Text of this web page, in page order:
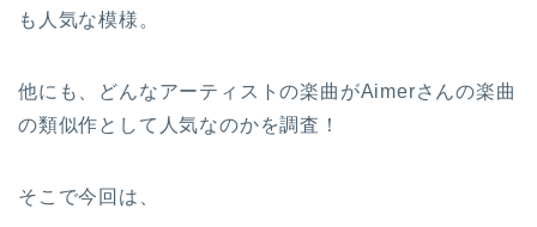
も人気な模様。
他にも、どんなアーティストの楽曲がAimerさんの楽曲
の類似作として人気なのかを調査！
そこで今回は、